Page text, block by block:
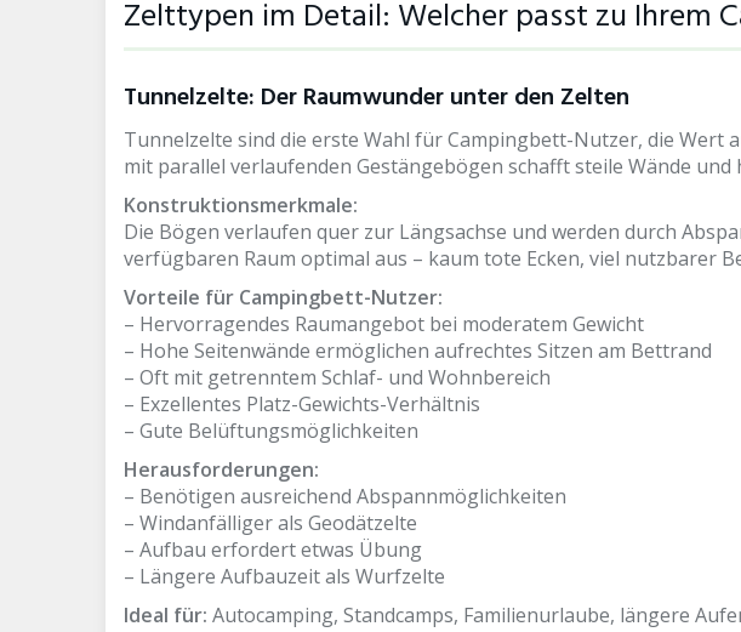
Zelttypen im Detail: Welcher passt zu Ihrem
Tunnelzelte: Der Raumwunder unter den Zelten
Tunnelzelte sind die erste Wahl für Campingbett-Nutzer, die
mit parallel verlaufenden Gestängebögen schafft steile Wände und
Konstruktionsmerkmale:
Die Bögen verlaufen quer zur Längsachse und werden durch
verfügbaren Raum optimal aus – kaum tote Ecken, viel nutzbarer
Vorteile für Campingbett-Nutzer:
– Hervorragendes Raumangebot bei moderatem Gewicht
– Hohe Seitenwände ermöglichen aufrechtes Sitzen am Bettrand
– Oft mit getrenntem Schlaf- und Wohnbereich
– Exzellentes Platz-Gewichts-Verhältnis
– Gute Belüftungsmöglichkeiten
Herausforderungen:
– Benötigen ausreichend Abspannmöglichkeiten
– Windanfälliger als Geodätzelte
– Aufbau erfordert etwas Übung
– Längere Aufbauzeit als Wurfzelte
Ideal für: Autocamping, Standcamps, Familienurlaube, längere